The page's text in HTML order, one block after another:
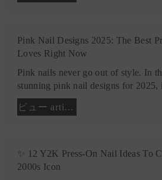
Pink Nail Designs 2025: The Best
Loves Right Now
Pink nails never go out of style. In
stunning pink nail designs for 2025,
ビュー article
✨ 12 Y2K Press-On Nail Ideas To
2000s Icon